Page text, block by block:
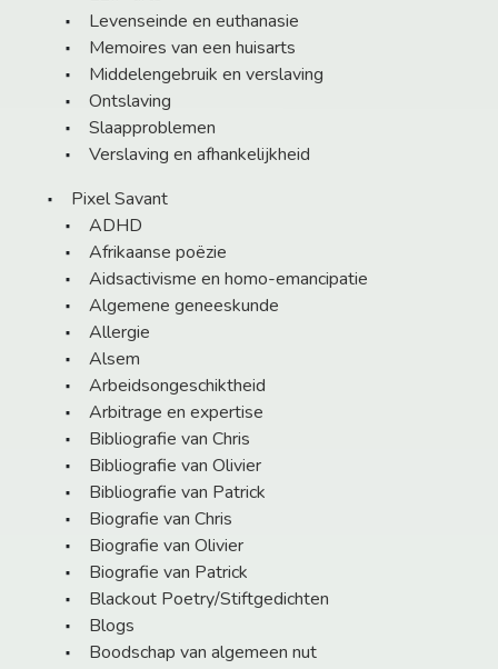
Levenseinde en euthanasie
Memoires van een huisarts
Middelengebruik en verslaving
Ontslaving
Slaapproblemen
Verslaving en afhankelijkheid
Pixel Savant
ADHD
Afrikaanse poëzie
Aidsactivisme en homo-emancipatie
Algemene geneeskunde
Allergie
Alsem
Arbeidsongeschiktheid
Arbitrage en expertise
Bibliografie van Chris
Bibliografie van Olivier
Bibliografie van Patrick
Biografie van Chris
Biografie van Olivier
Biografie van Patrick
Blackout Poetry/Stiftgedichten
Blogs
Boodschap van algemeen nut